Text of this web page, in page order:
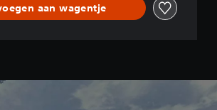
aan wagentje